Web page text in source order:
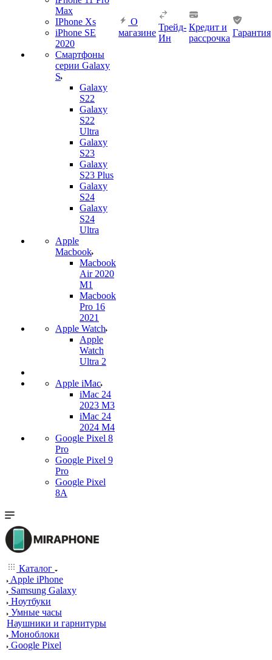
Max
IPhone Xs
iPhone SE
2020
Смартфоны
серии Galaxy
S
Galaxy
S22
Galaxy
S22
Ultra
Galaxy
S23
Galaxy
S23 Plus
Galaxy
S24
Galaxy
S24
Ultra
Apple
Macbook
Macbook
Air 2020
M1
Macbook
Pro 16
2021
Apple Watch
Apple
Watch
Ultra 2
Apple iMac
iMac 24
2023 M3
iMac 24
2024 M4
Google Pixel 8
Pro
Google Pixel 9
Pro
Google Pixel
8A
О
магазине
Трейд-
Ин
Кредит и
рассрочка
Гарантия
Каталог
Apple iPhone
Samsung Galaxy
Ноутбуки
Умные часы
Наушники и гарнитуры
Моноблоки
Google Pixel